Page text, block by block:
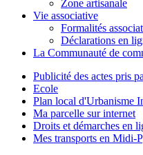
Zone artisanale
Vie associative
Formalités
Déclarations en
La Communauté de
Publicité des actes pris
Ecole
Plan local d'Urbanisme
Ma parcelle sur internet
Droits et démarches en
Mes transports en Midi-